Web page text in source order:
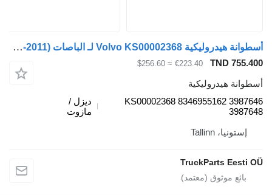
أسطوانة هيدروليكية Volvo KS00002368 لـ الباصات Volvo B6, B7, B9, B10, B12 (1978-2011)
TND
€223.40
≈ $256.60
هيدروليكية
KS00002368 8346955162
ديزل /
مازوت
إستونيا، Tallinn
TruckParts Eesti